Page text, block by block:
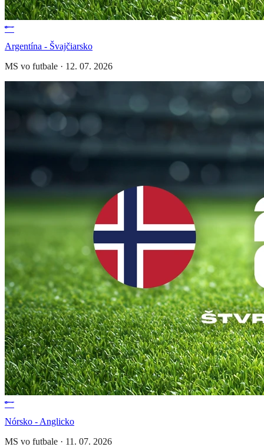
Argentína - Švajčiarsko
MS vo futbale · 12. 07. 2026
Nórsko - Anglicko
MS vo futbale · 11. 07. 2026